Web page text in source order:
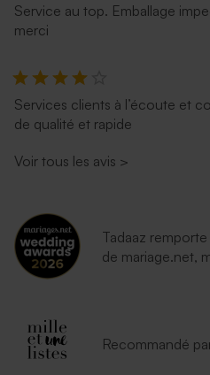
Enveloppe naissance
lavande
Enveloppe bleu nuit
Service au top. Emballage
merci
Services clients à l’écoute et
de qualité et rapide
Voir tous les avis >
Tadaaz
de mariage.net,
Recommandé